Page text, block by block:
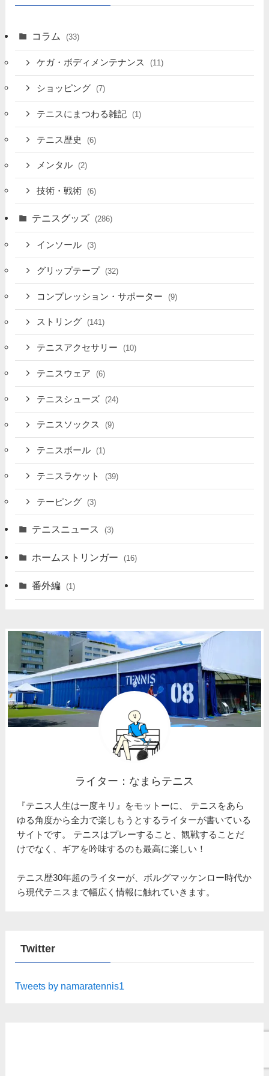
コラム (33)
ケガ・ボディメンテナンス (11)
ショッピング (7)
テニスにまつわる雑記 (1)
テニス歴史 (6)
メンタル (2)
技術・戦術 (6)
テニスグッズ (286)
インソール (3)
グリップテープ (32)
コンプレッション・サポーター (9)
ストリング (141)
テニスアクセサリー (10)
テニスウェア (6)
テニスシューズ (24)
テニスソックス (9)
テニスボール (1)
テニスラケット (39)
テーピング (3)
テニスニュース (3)
ホームストリンガー (16)
番外編 (1)
ライター：なまらテニス
『テニス人生は一度キリ』をモットーに、 テニスをあら
ゆる角度から全力で楽しもうとするライターが書いている
サイトです。 テニスはプレーすること、観戦することだ
けでなく、ギアを吟味するのも最高に楽しい！
テニス歴30年超のライターが、ボルグマッケンロー時代か
ら現代テニスまで幅広く情報に触れていきます。
Twitter
Tweets by namaratennis1